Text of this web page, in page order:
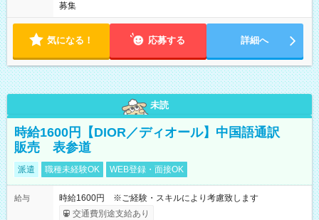
募集
気になる！ 応募する 詳細へ
未読
時給1600円【DIOR／ディオール】中国語通訳
販売 表参道
派遣 職種未経験OK WEB登録・面接OK
給与
時給1600円 ※ご経験・スキルにより考慮致します
交通費別途支給あり